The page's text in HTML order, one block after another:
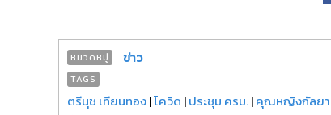
หมวดหมู่ ข่าว
TAGS
ตรีนุช เทียนทอง|โควิด |ประชุม ครม.|คุณหญิงกัลย